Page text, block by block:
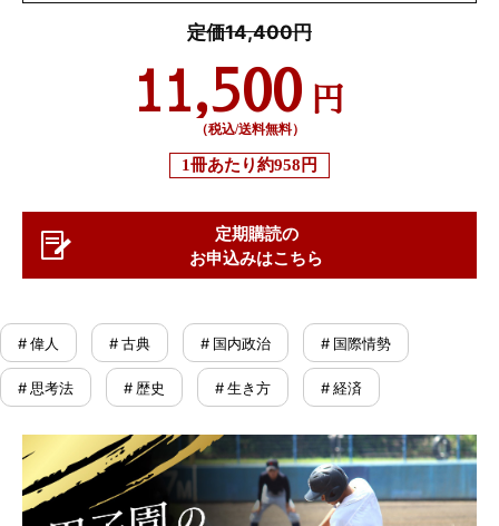
定価14,400円
11,500 円
（税込/送料無料）
1冊あたり約958円
定期購読の
お申込みはこちら
# 偉人 # 古典 # 国内政治 # 国際情勢
# 思考法 # 歴史 # 生き方 # 経済